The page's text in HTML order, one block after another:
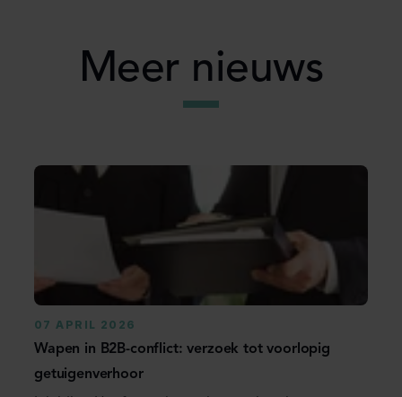
Meer nieuws
07 APRIL 2026
Wapen in B2B-conflict: verzoek tot voorlopig
getuigenverhoor